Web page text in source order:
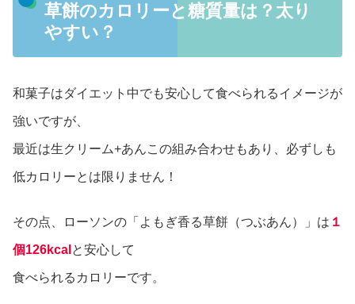
草餅のカロリーと糖質量は？太り
やすい？
和菓子はダイエット中でも安心して食べられるイメージが
強いですが、
最近は生クリーム+あんこの組み合わせもあり、必ずしも
低カロリーとは限りません！
その点、ローソンの「よもぎ香る草餅（つぶあん）」は １
個126kcal と安心して
食べられるカロリーです。